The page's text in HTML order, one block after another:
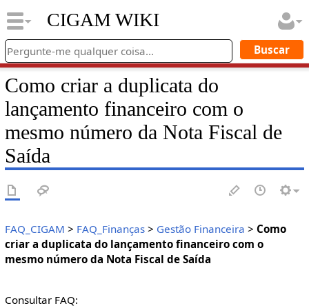
CIGAM WIKI
Como criar a duplicata do
lançamento financeiro com o
mesmo número da Nota Fiscal de
Saída
FAQ_CIGAM > FAQ_Finanças> Gestão Financeira > Como
criar a duplicata do lançamento financeiro com o
mesmo número da Nota Fiscal de Saída
Consultar FAQ: